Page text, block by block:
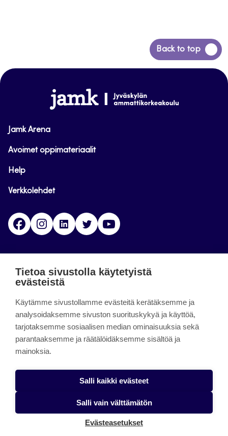
Back to top
Siirry
takaisin
www.jamk.fi
Jamk Arena
Avoimet oppimateriaalit
Help
Verkkolehdet
FacebookInstagramLinkedinTwitter
päättynyt 11.9.2023.
About the site
Käyttöehdot
Alasottoilmoitus
Tietoa sivustolla käytetyistä
evästeistä
Käytämme sivustollamme evästeitä kerätäksemme ja
analysoidaksemme sivuston suorituskykyä ja käyttöä,
tarjotaksemme sosiaalisen median ominaisuuksia sekä
parantaaksemme ja räätälöidäksemme sisältöä ja
mainoksia.
Salli kaikki evästeet
Salli vain välttämätön
Evästeasetukset